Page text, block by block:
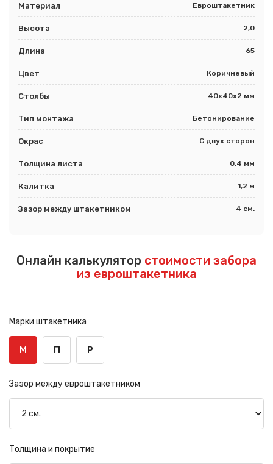
Материал Евроштакетник
Высота 2,0
Длина 65
Цвет Коричневый
Столбы 40х40х2 мм
Тип монтажа Бетонирование
Окрас С двух сторон
Толщина листа 0,4 мм
Калитка 1,2 м
Зазор между штакетником 4 см.
Онлайн калькулятор стоимости забора
из евроштакетника
Марки штакетника
М П Р
Зазор между евроштакетником
Толщина и покрытие